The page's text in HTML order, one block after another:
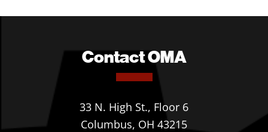
Contact OMA
33 N. High St., Floor 6
Columbus, OH 43215